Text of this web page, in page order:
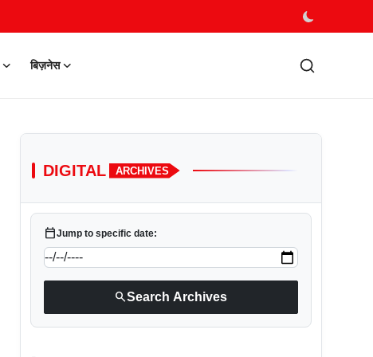
बिज़नेस
DIGITAL ARCHIVES
calendar_todayJump to specific date:
searchSearch Archives